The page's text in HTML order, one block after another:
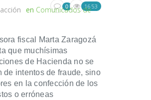
en Comunicados de
0 1653
fiscal Marta Zaragozá
que muchísimas
de Hacienda no se
de intentos de fraude, sino
en la confección de los
o erróneas